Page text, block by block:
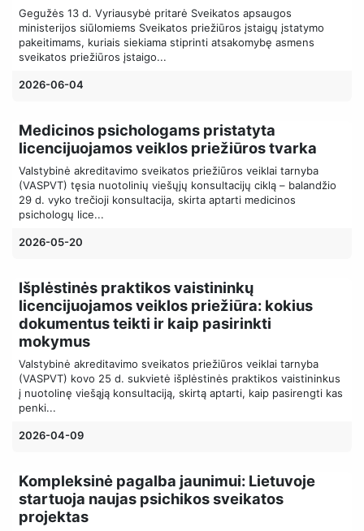
Gegužės 13 d. Vyriausybė pritarė Sveikatos apsaugos
ministerijos siūlomiems Sveikatos priežiūros įstaigų įstatymo
pakeitimams, kuriais siekiama stiprinti atsakomybę asmens
sveikatos priežiūros įstaigo...
2026-06-04
Medicinos psichologams pristatyta
licencijuojamos veiklos priežiūros tvarka
Valstybinė akreditavimo sveikatos priežiūros veiklai tarnyba
(VASPVT) tęsia nuotolinių viešųjų konsultacijų ciklą – balandžio
29 d. vyko trečioji konsultacija, skirta aptarti medicinos
psichologų lice...
2026-05-20
Išplėstinės praktikos vaistininkų
licencijuojamos veiklos priežiūra: kokius
dokumentus teikti ir kaip pasirinkti
mokymus
Valstybinė akreditavimo sveikatos priežiūros veiklai tarnyba
(VASPVT) kovo 25 d. sukvietė išplėstinės praktikos vaistininkus
į nuotolinę viešąją konsultaciją, skirtą aptarti, kaip pasirengti kas
penki...
2026-04-09
Kompleksinė pagalba jaunimui: Lietuvoje
startuoja naujas psichikos sveikatos
projektas